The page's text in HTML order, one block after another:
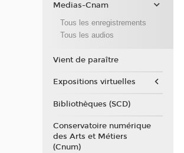
Medias-Cnam
Tous les enregistrements
Tous les audios
Vient de paraître
Expositions virtuelles
Bibliothèques (SCD)
Conservatoire numérique
des Arts et Métiers
(Cnum)